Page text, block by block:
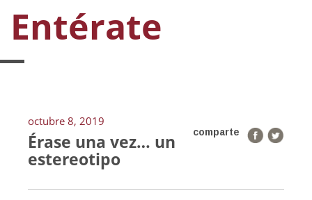
Entérate
octubre 8, 2019
comparte
Érase una vez… un
estereotipo